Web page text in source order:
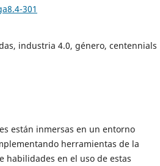
301
industria 4.0, género, centennials
están inmersas en un entorno
herramientas de la
habilidades en el uso de estas